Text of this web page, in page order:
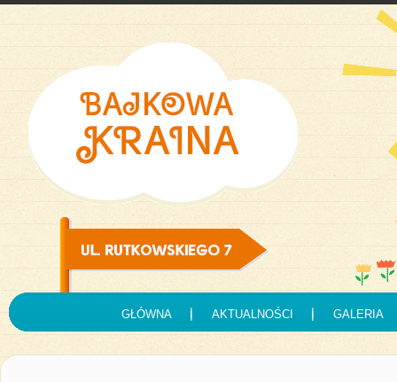
GŁÓWNA AKTUALNOŚCI GALERIA